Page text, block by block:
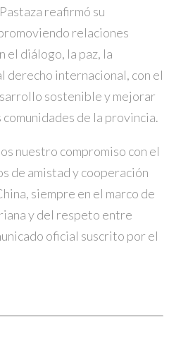
reafirmó su
relaciones
el diálogo, la paz, la
derecho internacional, con el
sostenible y mejorar
de la provincia.
nuestro compromiso con el
de amistad y cooperación
siempre en el marco de
y del respeto entre
oficial suscrito por el